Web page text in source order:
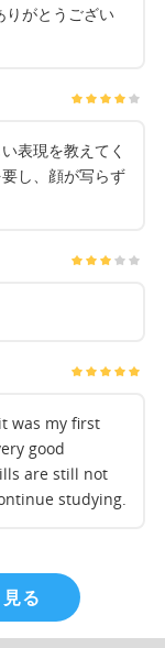
りがとうござい
表現を教えてく
し、顔が写らず
was my first
good
are still not
studying.
る